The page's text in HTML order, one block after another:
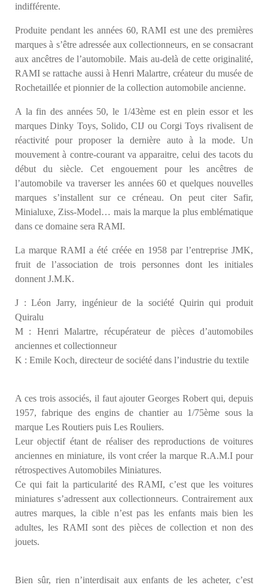
indifférente.
Produite pendant les années 60, RAMI est une des premières
marques à s’être adressée aux collectionneurs, en se consacrant
aux ancêtres de l’automobile. Mais au-delà de cette originalité,
RAMI se rattache aussi à Henri Malartre, créateur du musée de
Rochetaillée et pionnier de la collection automobile ancienne.
A la fin des années 50, le 1/43ème est en plein essor et les
marques Dinky Toys, Solido, CIJ ou Corgi Toys rivalisent de
réactivité pour proposer la dernière auto à la mode. Un
mouvement à contre-courant va apparaitre, celui des tacots du
début du siècle. Cet engouement pour les ancêtres de
l’automobile va traverser les années 60 et quelques nouvelles
marques s’installent sur ce créneau. On peut citer Safir,
Minialuxe, Ziss-Model… mais la marque la plus emblématique
dans ce domaine sera RAMI.
La marque RAMI a été créée en 1958 par l’entreprise JMK,
fruit de l’association de trois personnes dont les initiales
donnent J.M.K.
J : Léon Jarry, ingénieur de la société Quirin qui produit
Quiralu
M : Henri Malartre, récupérateur de pièces d’automobiles
anciennes et collectionneur
K : Emile Koch, directeur de société dans l’industrie du textile
A ces trois associés, il faut ajouter Georges Robert qui, depuis
1957, fabrique des engins de chantier au 1/75ème sous la
marque Les Routiers puis Les Rouliers.
Leur objectif étant de réaliser des reproductions de voitures
anciennes en miniature, ils vont créer la marque R.A.M.I pour
rétrospectives Automobiles Miniatures.
Ce qui fait la particularité des RAMI, c’est que les voitures
miniatures s’adressent aux collectionneurs. Contrairement aux
autres marques, la cible n’est pas les enfants mais bien les
adultes, les RAMI sont des pièces de collection et non des
jouets.
Bien sûr, rien n’interdisait aux enfants de les acheter, c’est